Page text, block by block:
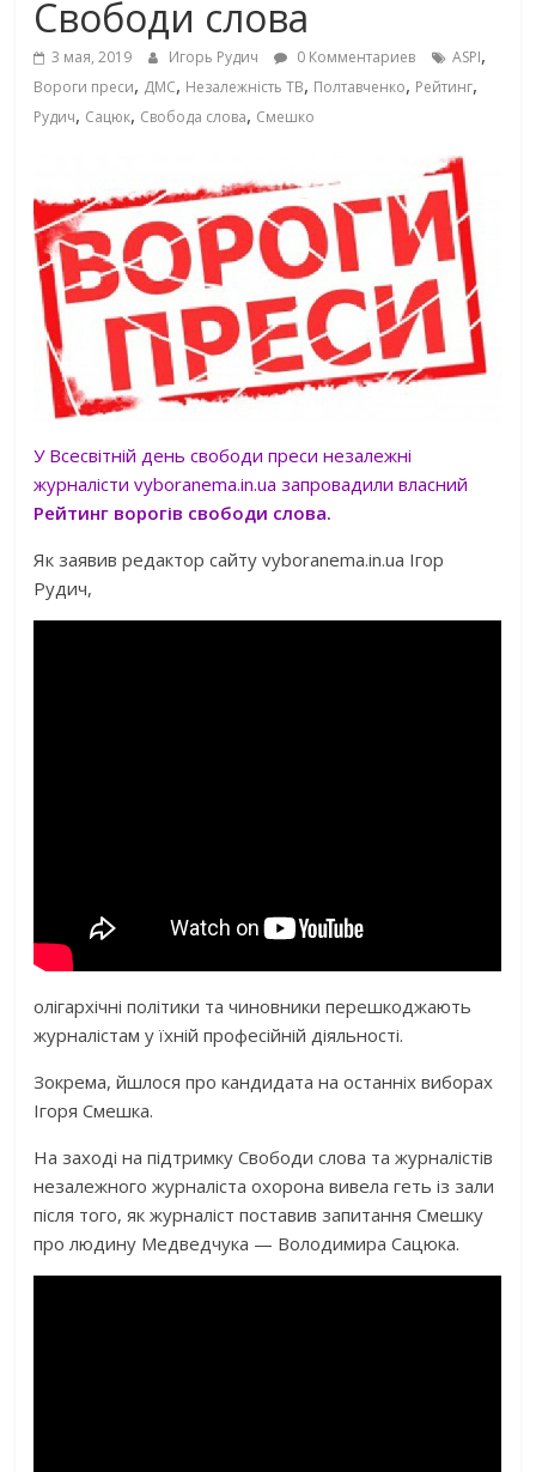
Свободи слова
3 мая, 2019 Игорь Рудич 0 Комментариев ASPI,
Вороги преси, ДМС, Незалежність ТВ, Полтавченко, Рейтинг,
Рудич, Сацюк, Свобода слова, Смешко
У Всесвітній день свободи преси незалежні
журналісти vyboranema.in.ua запровадили власний
Рейтинг ворогів свободи слова.
Як заявив редактор сайту vyboranema.in.ua Ігор
Рудич,
олігархічні політики та чиновники перешкоджають
журналістам у їхній професійній діяльності.
Зокрема, йшлося про кандидата на останніх виборах
Ігоря Смешка.
На заході на підтримку Свободи слова та журналістів
незалежного журналіста охорона вивела геть із зали
після того, як журналіст поставив запитання Смешку
про людину Медведчука — Володимира Сацюка.